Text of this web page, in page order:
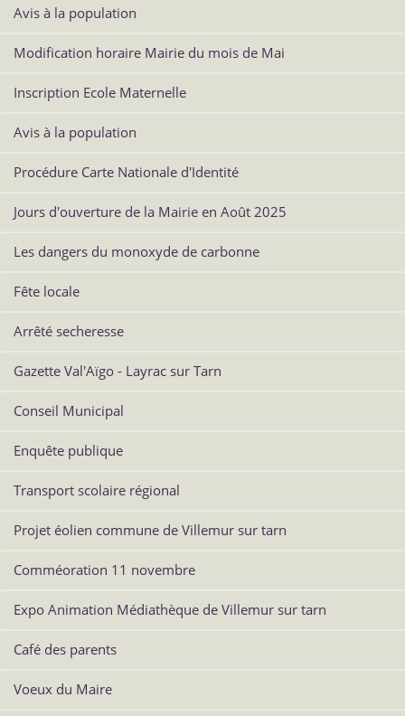
Avis à la population
Modification horaire Mairie du mois de Mai
Inscription Ecole Maternelle
Avis à la population
Procédure Carte Nationale d'Identité
Jours d'ouverture de la Mairie en Août 2025
Les dangers du monoxyde de carbonne
Fête locale
Arrêté secheresse
Gazette Val'Aïgo - Layrac sur Tarn
Conseil Municipal
Enquête publique
Transport scolaire régional
Projet éolien commune de Villemur sur tarn
Comméoration 11 novembre
Expo Animation Médiathèque de Villemur sur tarn
Café des parents
Voeux du Maire